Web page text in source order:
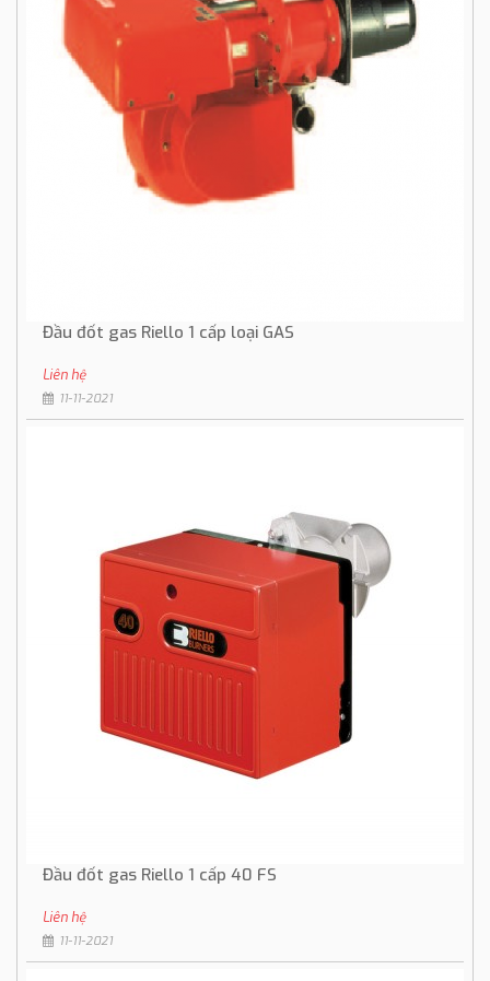
Đầu đốt gas Riello 1 cấp loại GAS
Liên hệ
11-11-2021
Đầu đốt gas Riello 1 cấp 40 FS
Liên hệ
11-11-2021